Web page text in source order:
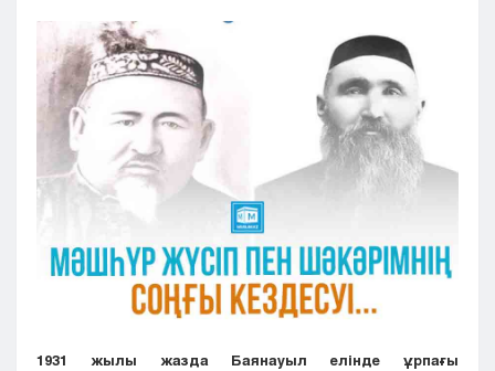
Петропавловск
Семей
Талдыкорган
Тараз
Туркестан
Уральск
Усть-Каменогорск
1931 жылы жазда Баянауыл елінде ұрпағы